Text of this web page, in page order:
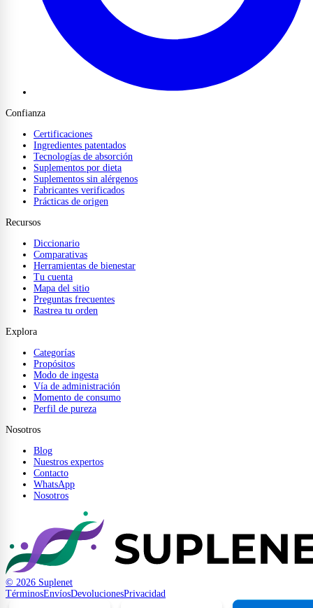
Confianza
Certificaciones
Ingredientes patentados
Tecnologías de absorción
Suplementos por dieta
Suplementos sin alérgenos
Fabricantes verificados
Prácticas de origen
Recursos
Diccionario
Comparativas
Herramientas de bienestar
Tu cuenta
Mapa del sitio
Preguntas frecuentes
Rastrea tu orden
Explora
Categorías
Propósitos
Modo de ingesta
Vía de administración
Momento de consumo
Perfil de pureza
Nosotros
Blog
Nuestros expertos
Contacto
WhatsApp
Nosotros
© 2026 Suplenet
TérminosEnvíosDevolucionesPrivacidad